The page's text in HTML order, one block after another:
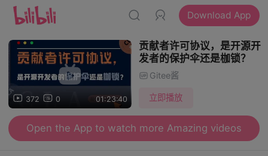
Download App
372 0 01:23:40
贡献者许可协议，是开源开
发者的保护伞还是枷锁？
Gitee酱
立即播放
Open the App to watch more Amazing videos